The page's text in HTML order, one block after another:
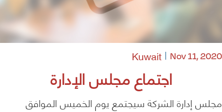
اجتماع مجلس الإدارة
Nov 11, 2020
Kuwait
مجلس إدارة الشركة سيجتمع يوم الخميس الموافق